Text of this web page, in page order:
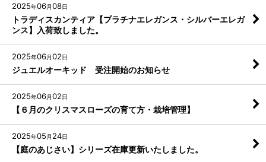
2025年06月08日
トラディスカンティア【プラチナエレガンス・シルバーエレガ
ンス】入荷致しました。
2025年06月02日
ジュエルオーキッド 受注開始のお知らせ
2025年06月02日
【６月のクリスマスローズの育て方・栽培管理】
2025年05 月 24日
【庭のあじさい】シリーズ在庫更新いたしました。